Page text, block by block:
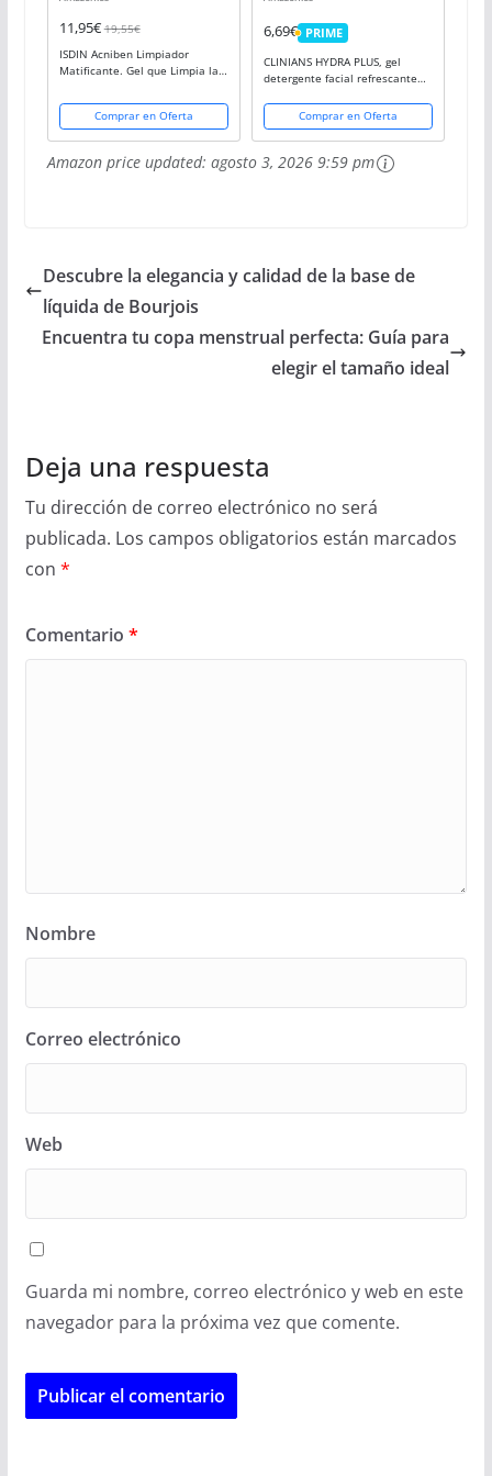
11,95€19,55€
ISDIN Acniben Limpiador
Matificante. Gel que Limpia la
400ml
Comprar en Oferta
6,69€ PRIME
PRIME
CLINIANS HYDRA PLUS, gel
detergente facial refrescante
con Jugo de Aloe Vera, 150 mL
Comprar en Oferta
Amazon price updated: agosto 3, 2026 9:59 pm
Descubre la elegancia y calidad de la base de
líquida de Bourjois
Encuentra tu copa menstrual perfecta: Guía para
elegir el tamaño ideal
Deja una respuesta
Tu dirección de correo electrónico no será
publicada. Los campos obligatorios están marcados
con *
Comentario *
Nombre
Correo electrónico
Web
Guarda mi nombre, correo electrónico y web en este
navegador para la próxima vez que comente.